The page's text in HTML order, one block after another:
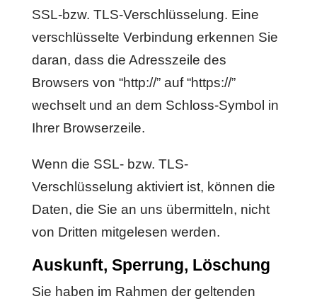
SSL-bzw. TLS-Verschlüsselung. Eine
verschlüsselte Verbindung erkennen Sie
daran, dass die Adresszeile des
Browsers von “http://” auf “https://”
wechselt und an dem Schloss-Symbol in
Ihrer Browserzeile.
Wenn die SSL- bzw. TLS-
Verschlüsselung aktiviert ist, können die
Daten, die Sie an uns übermitteln, nicht
von Dritten mitgelesen werden.
Auskunft, Sperrung, Löschung
Sie haben im Rahmen der geltenden